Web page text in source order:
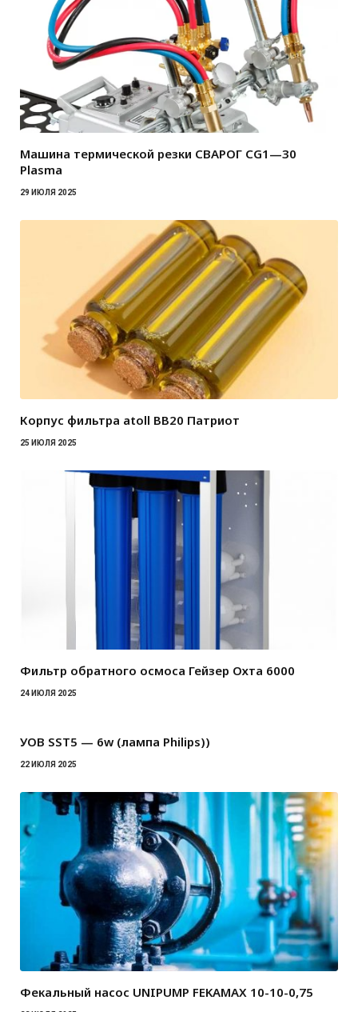
Машина термической резки СВАРОГ CG1—30
Plasma
29 ИЮЛЯ 2025
Корпус фильтра atoll BB20 Патриот
25 ИЮЛЯ 2025
Фильтр обратного осмоса Гейзер Охта 6000
24 ИЮЛЯ 2025
УОВ SST5 — 6w (лампа Philips))
22 ИЮЛЯ 2025
Фекальный насос UNIPUMP FEKAMAX 10-10-0,75